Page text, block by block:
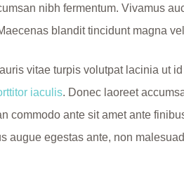
nibh fermentum. Vivamus
blandit tincidunt magna
vitae turpis volutpat lacinia ut
iaculis. Donec laoreet
commodo ante sit amet ante
augue egestas ante, non